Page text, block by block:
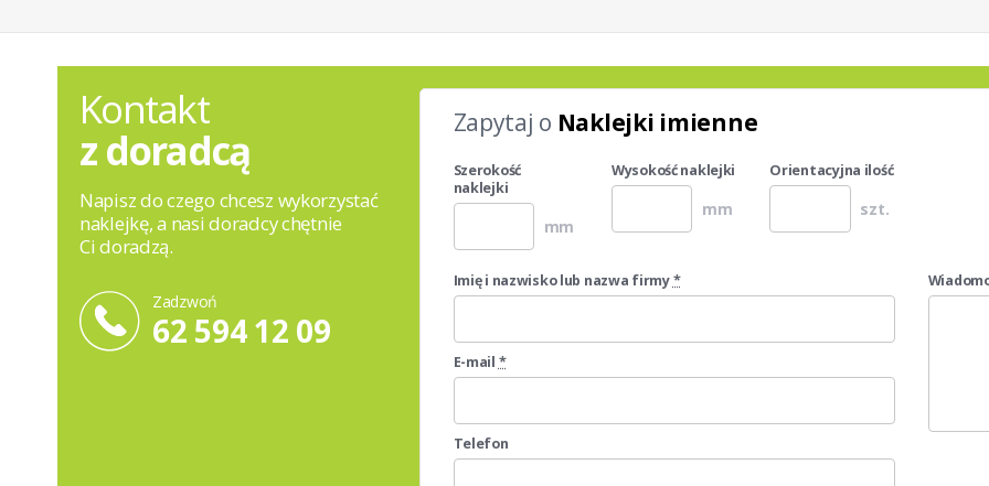
Kontakt
z doradcą
Napisz do czego chcesz wykorzystać
naklejkę, a nasi doradcy chętnie
Ci doradzą.
Zadzwoń
62 594 12 09
Zapytaj o Naklejki imienne
Szerokość
naklejki
mm
Wysokość naklejki
mm
Orientacyjna ilość
szt.
Imię i nazwisko lub nazwa firmy*
E-mail *
Telefon